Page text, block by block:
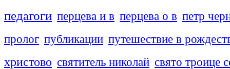
педагоги перцева и в перцева о в петр
пролог публикации путешествие в
христово святитель николай свято троице